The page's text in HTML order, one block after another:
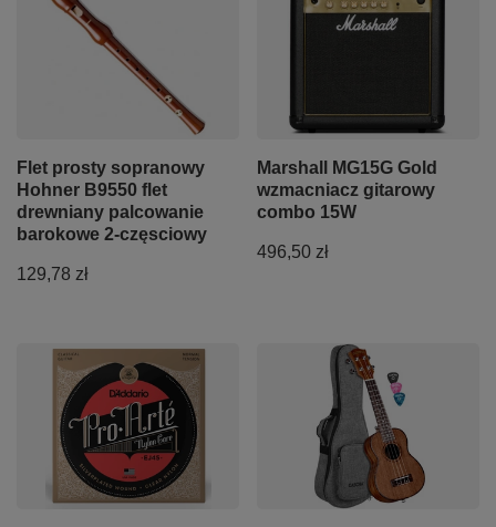
Flet prosty sopranowy
Hohner B9550 flet
drewniany palcowanie
barokowe 2-częsciowy
129,78 zł
Marshall MG15G Gold
wzmacniacz gitarowy
combo 15W
496,50 zł